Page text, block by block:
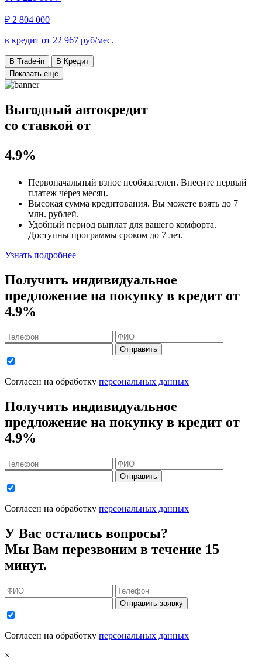
₽ 2 804 000
в кредит от 22 967 руб/мес.
В Trade-in
В Кредит
Показать еще
Выгодный автокредит
со ставкой от
4.9%
Первоначальный взнос необязателен. Внесите первый
платеж через месяц.
Высокая сумма кредитования. Вы можете взять до 7
млн. рублей.
Удобный период выплат для вашего комфорта.
Доступны программы сроком до 7 лет.
Узнать подробнее
Получить индивидуальное
предложение на покупку в кредит от
4.9%
Отправить
Согласен на обработку персональных данных
Получить индивидуальное
предложение на покупку в кредит от
4.9%
Отправить
Согласен на обработку персональных данных
У Вас остались вопросы?
Мы Вам перезвоним в течение 15
минут.
Отправить заявку
Согласен на обработку персональных данных
×